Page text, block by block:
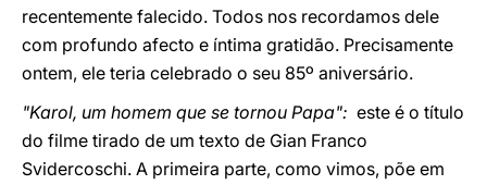
recentemente falecido. Todos nos recordamos dele
com profundo afecto e íntima gratidão. Precisamente
ontem, ele teria celebrado o seu 85º aniversário.
"Karol, um homem que se tornou Papa": este é o título
do filme tirado de um texto de Gian Franco
Svidercoschi. A primeira parte, como vimos, põe em